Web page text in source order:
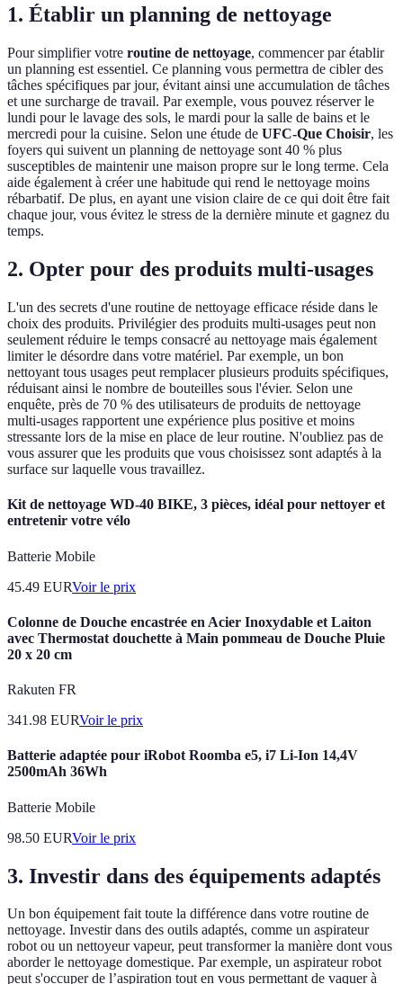
1. Établir un planning de nettoyage
Pour simplifier votre routine de nettoyage, commencer par établir
un planning est essentiel. Ce planning vous permettra de cibler des
tâches spécifiques par jour, évitant ainsi une accumulation de tâches
et une surcharge de travail. Par exemple, vous pouvez réserver le
lundi pour le lavage des sols, le mardi pour la salle de bains et le
mercredi pour la cuisine. Selon une étude de UFC-Que Choisir, les
foyers qui suivent un planning de nettoyage sont 40 % plus
susceptibles de maintenir une maison propre sur le long terme. Cela
aide également à créer une habitude qui rend le nettoyage moins
rébarbatif. De plus, en ayant une vision claire de ce qui doit être fait
chaque jour, vous évitez le stress de la dernière minute et gagnez du
temps.
2. Opter pour des produits multi-usages
L'un des secrets d'une routine de nettoyage efficace réside dans le
choix des produits. Privilégier des produits multi-usages peut non
seulement réduire le temps consacré au nettoyage mais également
limiter le désordre dans votre matériel. Par exemple, un bon
nettoyant tous usages peut remplacer plusieurs produits spécifiques,
réduisant ainsi le nombre de bouteilles sous l'évier. Selon une
enquête, près de 70 % des utilisateurs de produits de nettoyage
multi-usages rapportent une expérience plus positive et moins
stressante lors de la mise en place de leur routine. N'oubliez pas de
vous assurer que les produits que vous choisissez sont adaptés à la
surface sur laquelle vous travaillez.
Kit de nettoyage WD-40 BIKE, 3 pièces, idéal pour nettoyer et
entretenir votre vélo
Batterie Mobile
45.49 EURVoir le prix
Colonne de Douche encastrée en Acier Inoxydable et Laiton
avec Thermostat douchette à Main pommeau de Douche Pluie
20 x 20 cm
Rakuten FR
341.98 EURVoir le prix
Batterie adaptée pour iRobot Roomba e5, i7 Li-Ion 14,4V
2500mAh 36Wh
Batterie Mobile
98.50 EURVoir le prix
3. Investir dans des équipements adaptés
Un bon équipement fait toute la différence dans votre routine de
nettoyage. Investir dans des outils adaptés, comme un aspirateur
robot ou un nettoyeur vapeur, peut transformer la manière dont vous
aborder le nettoyage domestique. Par exemple, un aspirateur robot
peut s'occuper de l’aspiration tout en vous permettant de vaquer à